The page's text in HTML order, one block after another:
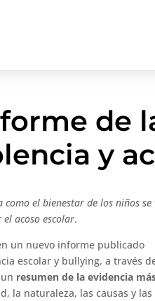
de
y
como el bienestar de los niños se
acoso escolar.
un nuevo informe publicado
escolar y bullying, a través
resumen de la evidencia
la naturaleza, las causas y las